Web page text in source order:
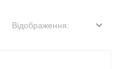
Відображення: